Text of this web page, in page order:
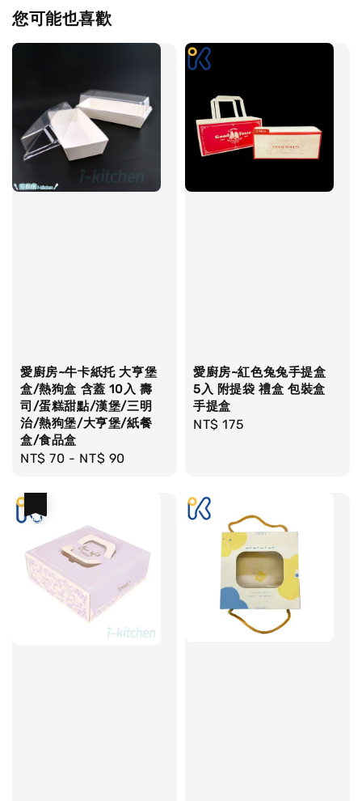
您可能也喜歡
愛廚房~牛卡紙托 大亨堡
盒/熱狗盒 含蓋 10入 壽
司/蛋糕甜點/漢堡/三明
治/熱狗堡/大亨堡/紙餐
盒/食品盒
Regular
NT$ 70 - NT$ 90
愛廚房~紅色兔兔手提盒
5入 附提袋 禮盒 包裝盒
手提盒
Regular
NT$ 175